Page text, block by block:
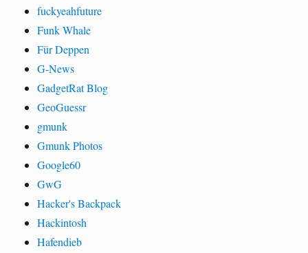
fuckyeahfuture
Funk Whale
Für Deppen
G-News
GadgetRat Blog
GeoGuessr
gmunk
Gmunk Photos
Google60
GwG
Hacker's Backpack
Hackintosh
Hafendieb